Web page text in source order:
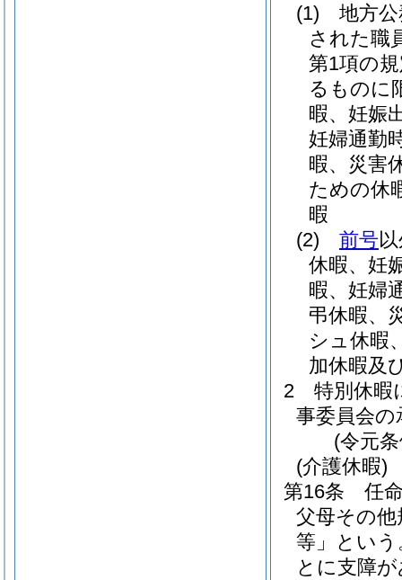
(1)
地方
された職
第1項の
るものに
暇、妊娠
妊婦通勤
暇、災害
ための休
暇
(2)
前号
休暇、妊
暇、妊婦
弔休暇、
シュ休暇
加休暇及
2
特別休暇
事委員会
(令元
(介護休暇)
第16条
任
父母その
等」という
とに支障